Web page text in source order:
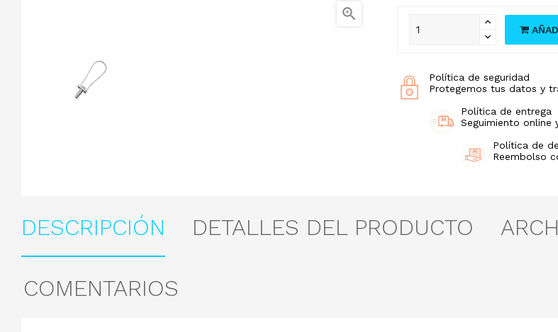

Política de seguridad
Protegemos tus datos y
Política de entrega
Seguimiento online
Política de
Reembolso
DESCRIPCIÓN DETALLES DEL PRODUCTO
COMENTARIOS